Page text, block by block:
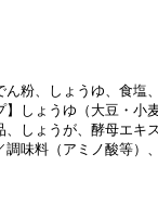
ん粉、しょうゆ、食塩
】しょうゆ（大豆・小
しょうが、酵母エキ
調味料（アミノ酸等）